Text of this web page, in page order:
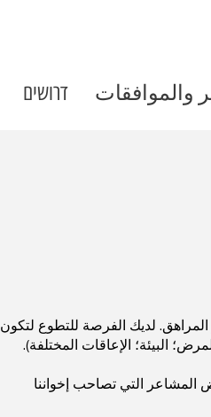
والموافقات דרושים
لديك الفرصة للتطوع لتكون
البيئة؛ الإعاقات المختلفة).
المشاعر التي تصاحب إخواننا